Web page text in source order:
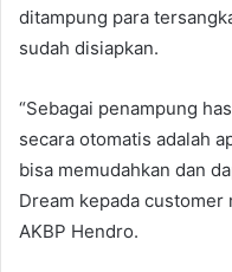
ditampung para
sudah disiapkan.
“Sebagai penampung
secara otomatis adalah
bisa memudahkan dan
Dream kepada
AKBP Hendro.